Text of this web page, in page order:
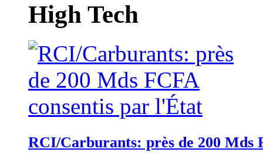
High Tech
RCI/Carburants: près de 200 Mds